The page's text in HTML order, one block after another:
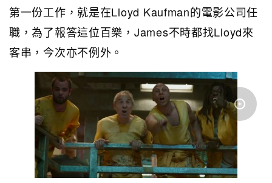
第一份工作，就是在Lloyd Kaufman的電影公司任
職，為了報答這位百樂，James不時都找Lloyd來
客串，今次亦不例外。